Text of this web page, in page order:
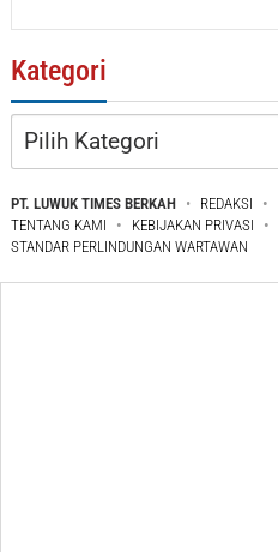
Kategori
Kategori
PT. LUWUK TIMES BERKAH REDAKSI
TENTANG KAMI
KEBIJAKAN PRIVASI
STANDAR PERLINDUNGAN WARTAWAN